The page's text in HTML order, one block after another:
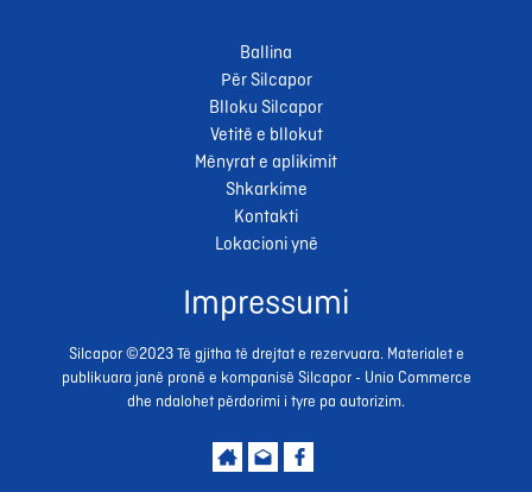
Ballina
Për Silcapor
Blloku Silcapor
Vetitë e bllokut
Mënyrat e aplikimit
Shkarkime
Kontakti
Lokacioni ynë
Impressumi
Silcapor ©2023 Të gjitha të drejtat e rezervuara. Materialet e
publikuara janë pronë e kompanisë Silcapor - Unio Commerce
dhe ndalohet përdorimi i tyre pa autorizim.